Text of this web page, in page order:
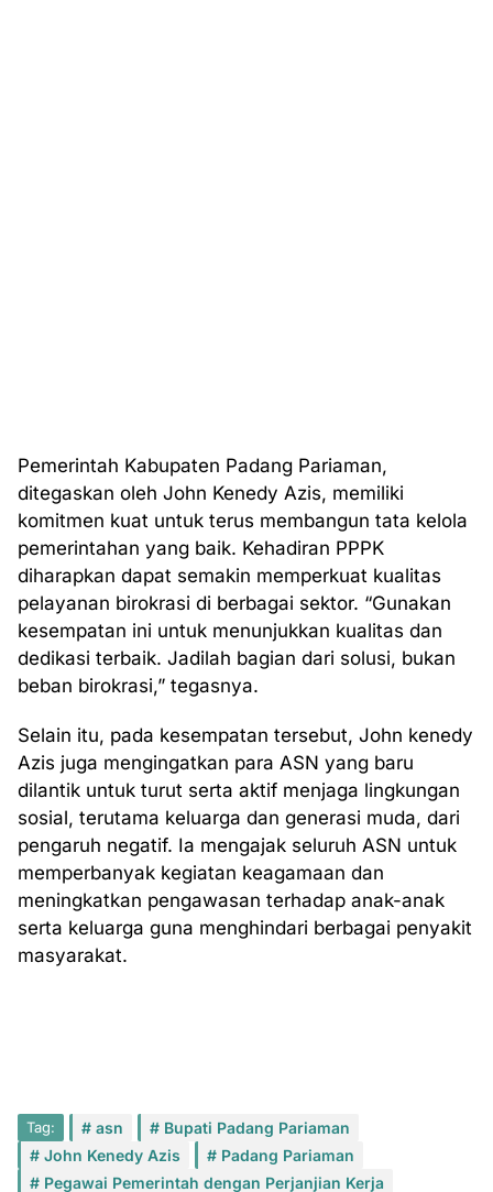
Pemerintah Kabupaten Padang Pariaman,
ditegaskan oleh John Kenedy Azis, memiliki
komitmen kuat untuk terus membangun tata kelola
pemerintahan yang baik. Kehadiran PPPK
diharapkan dapat semakin memperkuat kualitas
pelayanan birokrasi di berbagai sektor. “Gunakan
kesempatan ini untuk menunjukkan kualitas dan
dedikasi terbaik. Jadilah bagian dari solusi, bukan
beban birokrasi,” tegasnya.
Selain itu, pada kesempatan tersebut, John kenedy
Azis juga mengingatkan para ASN yang baru
dilantik untuk turut serta aktif menjaga lingkungan
sosial, terutama keluarga dan generasi muda, dari
pengaruh negatif. Ia mengajak seluruh ASN untuk
memperbanyak kegiatan keagamaan dan
meningkatkan pengawasan terhadap anak-anak
serta keluarga guna menghindari berbagai penyakit
masyarakat.
Tag: asn
Bupati Padang Pariaman
John Kenedy Azis
Padang Pariaman
Pegawai Pemerintah dengan Perjanjian Kerja